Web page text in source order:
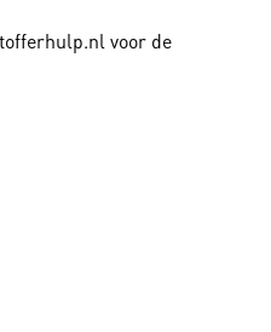
voor de